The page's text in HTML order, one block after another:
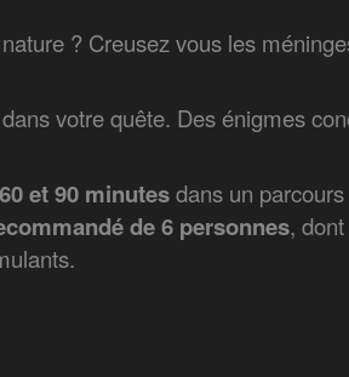
? Creusez vous les
votre quête. Des énigmes
60 et 90 minutesdans un parcours
de 6 personnes,